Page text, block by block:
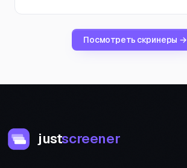
Посмотреть скринеры →
justscreener